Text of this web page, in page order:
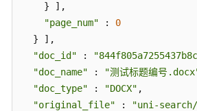
    } ],
"page_num" : 0
  } ],
"doc_id" :
"doc_name" : "测试标题编号
"doc_type" : "DOCX" ,
"original_file" :
"uni-search/